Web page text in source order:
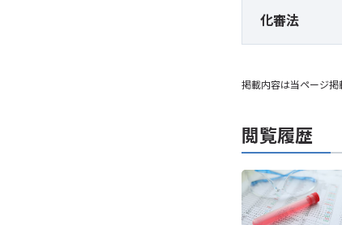
化審法
掲載内容は当ページ
閲覧履歴